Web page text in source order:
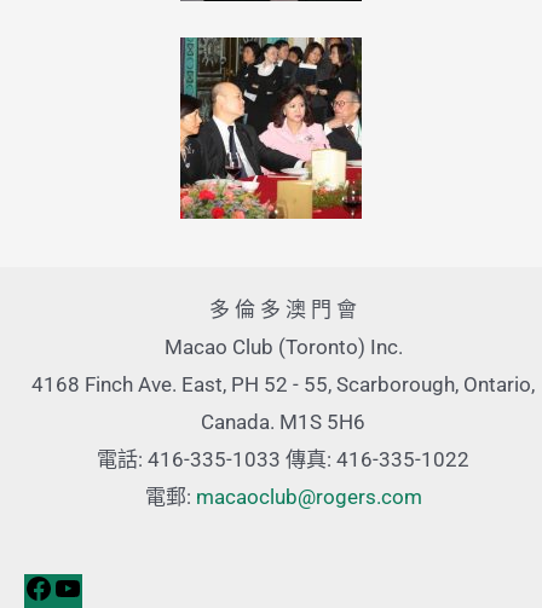
多 倫 多 澳 門 會
Macao Club (Toronto) Inc.
4168 Finch Ave. East, PH 52 - 55, Scarborough, Ontario,
Canada. M1S 5H6
電話: 416-335-1033 傳真: 416-335-1022
電郵: macaoclub@rogers.com